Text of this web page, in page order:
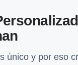
único y por eso